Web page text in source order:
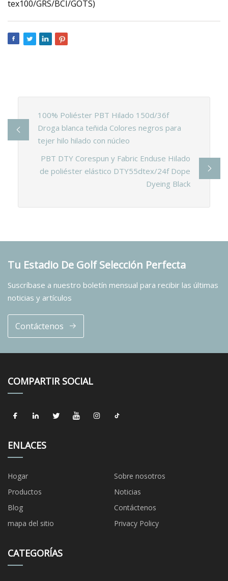
100% Poliéster PBT Hilado 150d/36f
Droga blanca teñida Colores negros para
tejer hilo hilado con núcleo
PBT DTY Corespun y Fabric Enduse Hilado
de poliéster elástico DTY55dtex/24f Dope
Dyeing Black
Tu Estadio De Golf Selección Perfecta
Suscríbase a nuestro boletín mensual para recibir las últimas
noticias y artículos
Contáctenos
COMPARTIR SOCIAL
ENLACES
Hogar
Sobre nosotros
Productos
Noticias
Blog
Contáctenos
mapa del sitio
Privacy Policy
CATEGORÍAS